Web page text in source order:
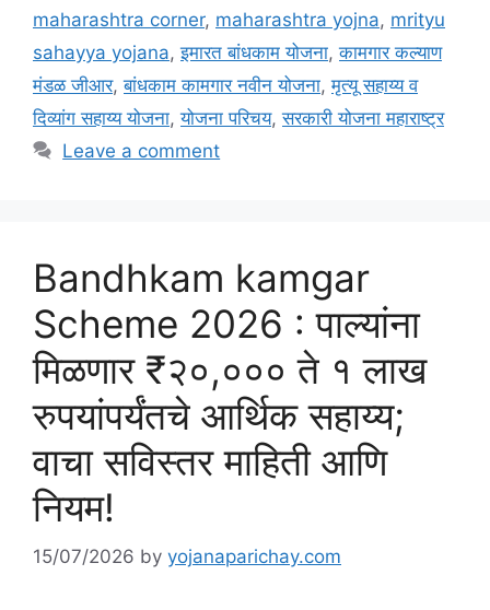
maharashtra corner, maharashtra yojna, mrityu
sahayya yojana,इमारत बांधकाम योजना,कामगार कल्याण
मंडळ जीआर,बांधकाम कामगार नवीन योजना,मृत्यू सहाय्य व
दिव्यांग सहाय्य योजना,योजना परिचय,सरकारी योजना महाराष्ट्र
Leave a comment
Bandhkam kamgar
Scheme 2026 : पाल्यांना
मिळणार ₹२०,००० ते १ लाख
रुपयांपर्यंतचे आर्थिक सहाय्य;
वाचा सविस्तर माहिती आणि
नियम!
15/07/2026 by yojanaparichay.com